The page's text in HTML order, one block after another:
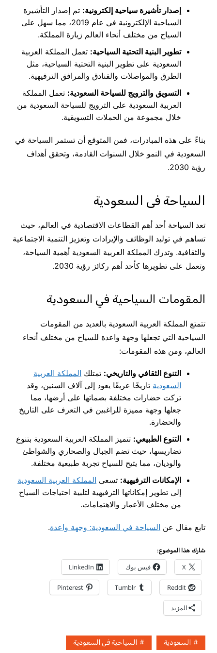
إصدار تأشيرة سياحية إلكترونية: تم إصدار التأشيرة
السياحية الإلكترونية في عام 2019، مما سهل على
السياح من مختلف أنحاء العالم زيارة المملكة.
تطوير البنية التحتية السياحية: تعمل المملكة العربية
السعودية على تطوير البنية التحتية السياحية، مثل
الطرق والمواصلات والفنادق والمرافق الترفيهية.
التسويق والترويج للسياحة السعودية: تعمل المملكة
العربية السعودية على الترويج للسياحة السعودية من
خلال مجموعة من الحملات التسويقية.
بناءً على هذه المبادرات، فمن المتوقع أن تستمر السياحة في
السعودية في النمو خلال السنوات القادمة، وتحقق أهداف
رؤية 2030.
السياحة فى السعودية
تعد السياحة أحد أهم القطاعات الاقتصادية في العالم، حيث
تساهم في توليد الوظائف والإيرادات وتعزيز التنمية الاجتماعية
والثقافية. وتدرك المملكة العربية السعودية أهمية السياحة،
وتعمل على تطويرها كأحد أهم ركائز رؤية 2030.
المقومات السياحية في السعودية
تتمتع المملكة العربية السعودية بالعديد من المقومات
السياحية التي تجعلها وجهة واعدة للسياح من مختلف أنحاء
العالم، ومن هذه المقومات:
التنوع الثقافي والتاريخي: تمتلك المملكة العربية
السعودية تاريخًا عريقًا يعود إلى آلاف السنين، وقد
تركت حضارات مختلفة بصماتها على أرضها، مما
جعلها وجهة مميزة للراغبين في التعرف على التاريخ
والحضارة.
التنوع الطبيعي: تتميز المملكة العربية السعودية بتنوع
تضاريسها، حيث تضم الجبال والصحاري والشواطئ
والوديان، مما يتيح للسياح تجربة طبيعية مختلفة.
الإمكانات الترفيهية: تسعى المملكة العربية السعودية
إلى تطوير إمكاناتها الترفيهية لتلبية احتياجات السياح
من مختلف الأعمار والاهتمامات.
تابع مقال عن السياحة في السعودية: وجهة واعدة.
شارك هذا الموضوع:
X فيس بوك LinkedIn
Reddit
Tumblr
Pinterest
المزيد
السعودية السياحية فى السعودية